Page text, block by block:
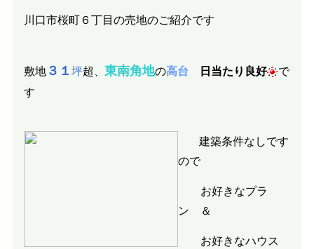
川口市桜町６丁目の売地のご紹介です
敷地 ３１坪超 、東南角地の高台 日当たり良好
で
す
建築条件なしです
ので
お好きなプラ
ン ＆
お好きなハウス